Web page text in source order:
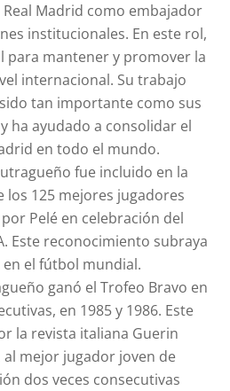
Madrid como embajador
institucionales. En este rol,
para mantener y promover la
internacional. Su trabajo
tan importante como sus
ha ayudado a consolidar el
en todo el mundo.
fue incluido en la
los 125 mejores jugadores
Pelé en celebración del
Este reconocimiento subraya
el fútbol mundial.
ganó el Trofeo Bravo en
en 1985 y 1986. Este
la revista italiana Guerin
mejor jugador joven de
dos veces consecutivas